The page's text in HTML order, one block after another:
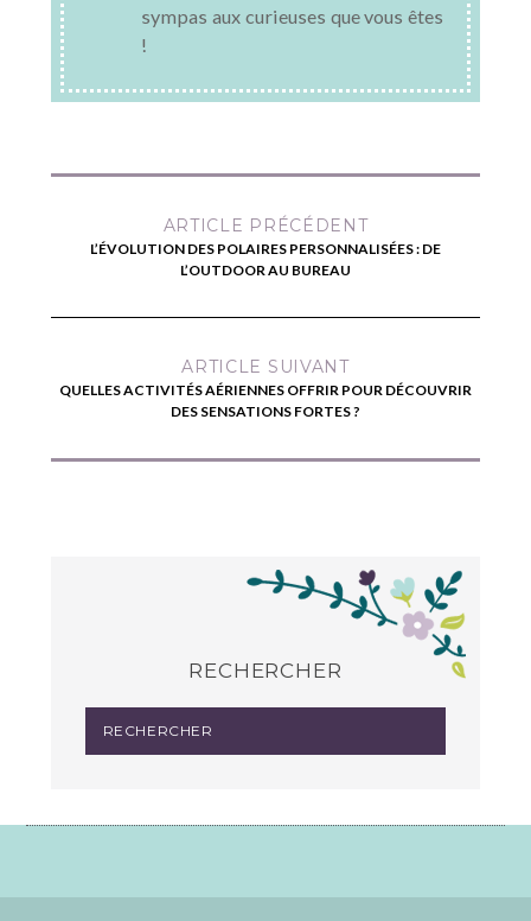
sympas aux curieuses que vous êtes
!
ARTICLE PRÉCÉDENT
L’ÉVOLUTION DES POLAIRES PERSONNALISÉES : DE
L’OUTDOOR AU BUREAU
ARTICLE SUIVANT
QUELLES ACTIVITÉS AÉRIENNES OFFRIR POUR DÉCOUVRIR
DES SENSATIONS FORTES ?
RECHERCHER